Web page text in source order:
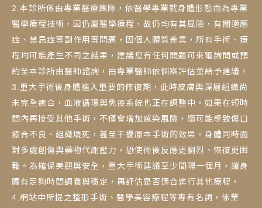
2.本診所係由專業醫療團隊，依醫學專業就身體形態而為專業
醫學療程技術，因仍屬醫學療程，故仍均有其風險，有關適應
症、禁忌症等副作用等問題，因個人體質差異，所有手術、療
程均可能產生不同之結果，建議您有任何問題可來電詢問或預
約至本診所由醫師諮詢，由專業醫師依個案評估並給予建議。
3.重大手術後身體進入重要的修復期，此時皮膚與深層組織尚
未完全癒合，血液循環與免疫系統也正在調整中。如果在短時
間內再接受其他手術，不僅會增加感染風險，還可能導致傷口
癒合不良、組織壞死，甚至干擾原本手術的效果。身體同時面
對多處創傷與藥物代謝壓力，恐使術後反應更劇烈、恢復更困
難。為確保美觀與安全，重大手術建議至少間隔一個月，讓身
體有足夠時間調養與穩定，再評估是否適合進行其他療程。
4.網站中所提之整形手術、醫學美容療程等專有名詞，係業